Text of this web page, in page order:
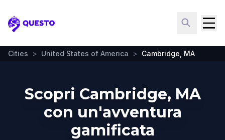
Questo
Cities > United States of America > Cambridge, MA
Scopri Cambridge, MA
con un'avventura
gamificata